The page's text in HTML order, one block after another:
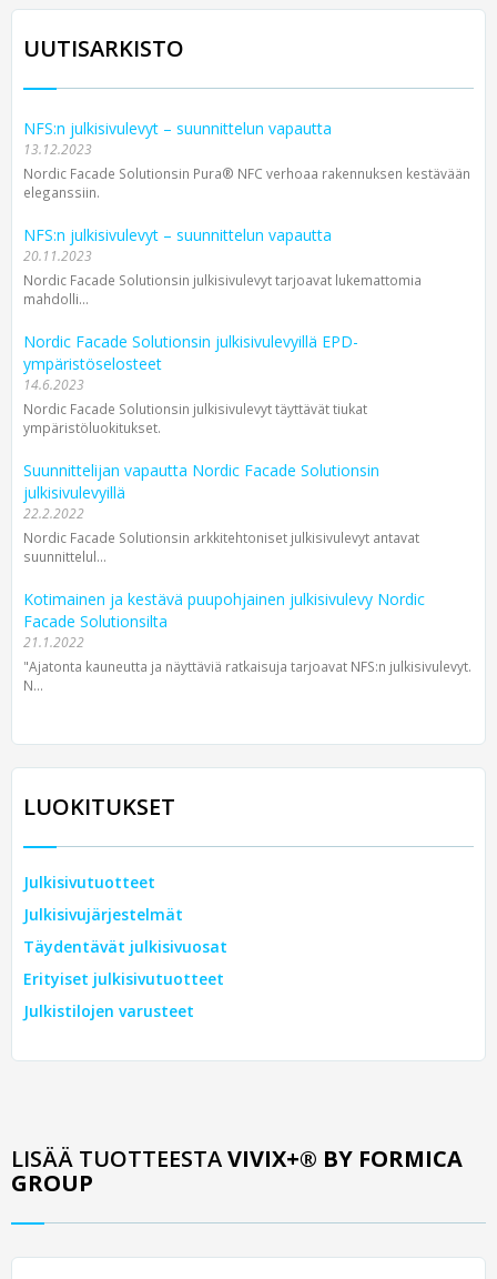
UUTISARKISTO
NFS:n julkisivulevyt – suunnittelun vapautta
13.12.2023
Nordic Facade Solutionsin Pura® NFC verhoaa rakennuksen kestävään
eleganssiin.
NFS:n julkisivulevyt – suunnittelun vapautta
20.11.2023
Nordic Facade Solutionsin julkisivu­levyt tarjoavat lukemattomia
mahdolli...
Nordic Facade Solutionsin julkisivulevyillä EPD-
ympäristöselosteet
14.6.2023
Nordic Facade Solutionsin julkisivulevyt täyttävät tiukat
ympäristöluokitukset.
Suunnittelijan vapautta Nordic Facade Solutionsin
julkisivulevyillä
22.2.2022
Nordic Facade Solutionsin arkkitehtoniset julkisivulevyt antavat
suunnittelul...
Kotimainen ja kestävä puupohjainen julkisivulevy Nordic
Facade Solutionsilta
21.1.2022
"Ajatonta kauneutta ja näyttäviä ratkaisuja tarjoavat NFS:n julkisivulevyt.
N...
LUOKITUKSET
Julkisivutuotteet
Julkisivujärjestelmät
Täydentävät julkisivuosat
Erityiset julkisivutuotteet
Julkistilojen varusteet
LISÄÄ TUOTTEESTAVIVIX+® BY FORMICA
GROUP